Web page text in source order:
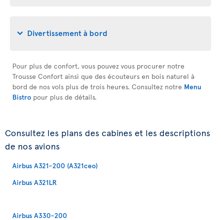
Divertissement à bord
Pour plus de confort, vous pouvez vous procurer notre
Trousse Confort ainsi que des écouteurs en bois naturel à
bord de nos vols plus de trois heures. Consultez notre Menu
Bistro pour plus de détails.
Consultez les plans des cabines et les descriptions
de nos avions
Airbus A321-200 (A321ceo)
Airbus A321LR
Airbus A330-200